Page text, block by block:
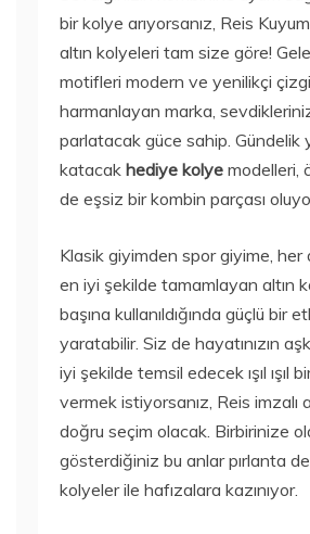
bir kolye arıyorsanız, Reis
altın kolyeleri tam size göre!
motifleri modern ve yenilikçi
harmanlayan marka,
parlatacak güce sahip. Gündelik
katacak hediye kolye modelleri,
de eşsiz bir kombin parçası
Klasik giyimden spor giyime, her
en iyi şekilde tamamlayan altın
başına kullanıldığında güçlü bir
yaratabilir. Siz de hayatınızın
iyi şekilde temsil edecek ışıl ışıl
vermek istiyorsanız, Reis imzalı
doğru seçim olacak. Birbirinize
gösterdiğiniz bu anlar pırlanta
kolyeler ile hafızalara kazınıyor.